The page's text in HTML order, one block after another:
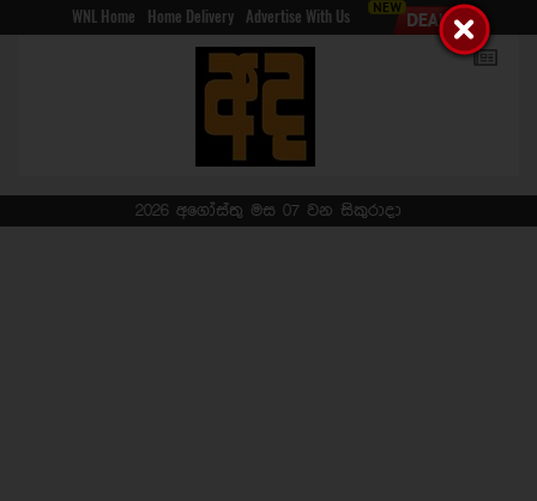
WNL Home Home Delivery Advertise With Us
2026 අගෝස්තු මස 07 වන සිකුරාදා